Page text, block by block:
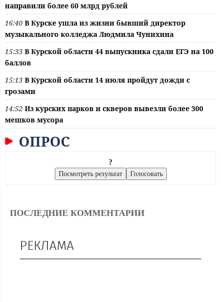
направили более 60 млрд рублей
16:40 В Курске ушла из жизни бывший директор
музыкального колледжа Людмила Чунихина
15:33 В Курской области 44 выпускника сдали ЕГЭ на 100
баллов
15:13 В Курской области 14 июля пройдут дожди с
грозами
14:52 Из курских парков и скверов вывезли более 300
мешков мусора
ОПРОС
?
ПОСЛЕДНИЕ КОММЕНТАРИИ
РЕКЛАМА